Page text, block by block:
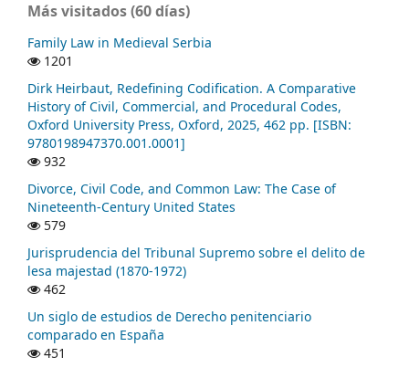
Más visitados (60 días)
Family Law in Medieval Serbia
1201
Dirk Heirbaut, Redefining Codification. A Comparative
History of Civil, Commercial, and Procedural Codes,
Oxford University Press, Oxford, 2025, 462 pp. [ISBN:
9780198947370.001.0001]
932
Divorce, Civil Code, and Common Law: The Case of
Nineteenth-Century United States
579
Jurisprudencia del Tribunal Supremo sobre el delito de
lesa majestad (1870-1972)
462
Un siglo de estudios de Derecho penitenciario
comparado en España
451